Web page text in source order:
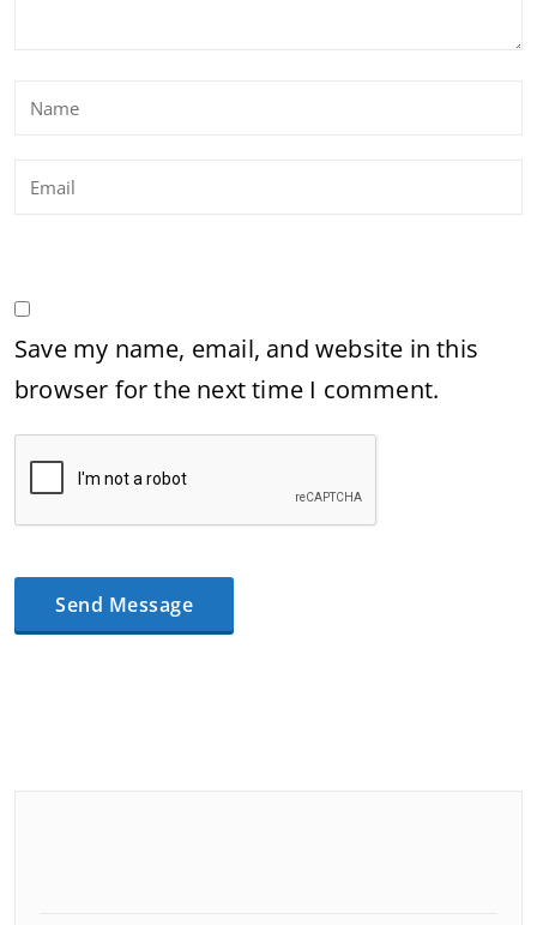
Save my name, email, and website in this
browser for the next time I comment.